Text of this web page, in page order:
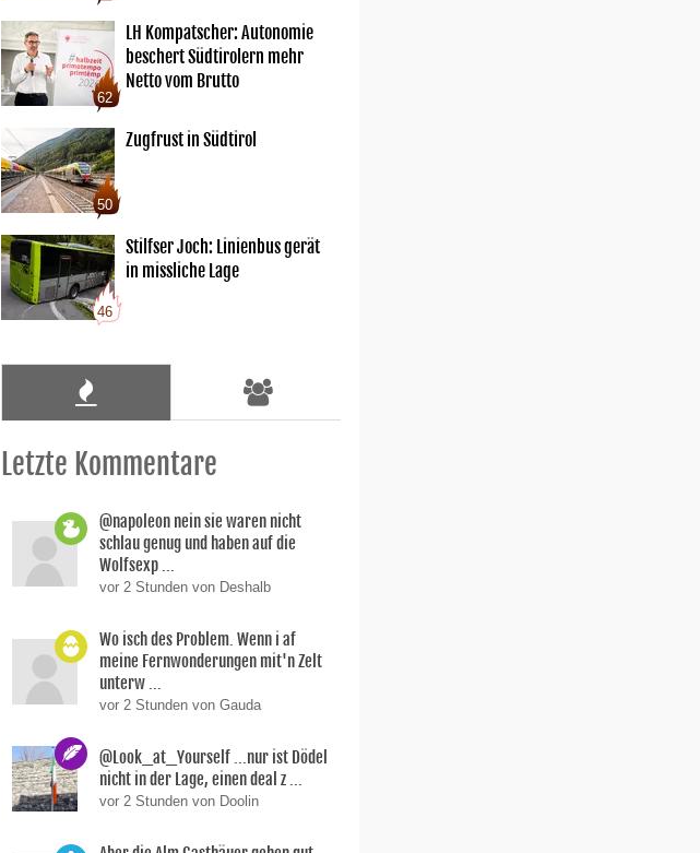
62
LH Kompatscher: Autonomie
beschert Südtirolern mehr
Netto vom Brutto
50
Zugfrust in Südtirol
46
Stilfser Joch: Linienbus gerät
in missliche Lage
Letzte Kommentare
@napoleon nein sie waren nicht
schlau genug und haben auf die
Wolfsexp ...
vor 2 Stunden von Deshalb
Wo isch des Problem. Wenn i af
meine Fernwonderungen mit'n Zelt
unterw ...
vor 2 Stunden von Gauda
@Look_at_Yourself ...nur ist Dödel
nicht in der Lage, einen deal z ...
vor 2 Stunden von Doolin